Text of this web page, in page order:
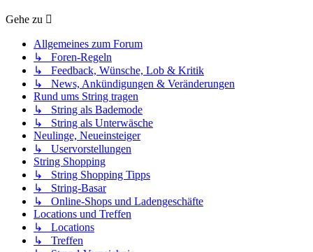
Gehe zu
Allgemeines zum Forum
↳ Foren-Regeln
↳ Feedback, Wünsche, Lob & Kritik
↳ News, Ankündigungen & Veränderungen
Rund ums String tragen
↳ String als Bademode
↳ String als Unterwäsche
Neulinge, Neueinsteiger
↳ Uservorstellungen
String Shopping
↳ String Shopping Tipps
↳ String-Basar
↳ Online-Shops und Ladengeschäfte
Locations und Treffen
↳ Locations
↳ Treffen